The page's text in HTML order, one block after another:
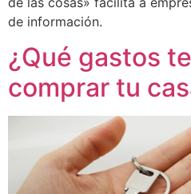
de información.
¿Qué gastos
comprar tu